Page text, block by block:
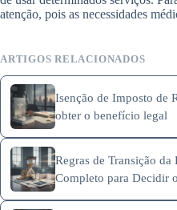
atenção, pois as necessidades
ARTIGOS RELACIONADOS
Isenção de Imposto de
obter o benefício legal
Regras de Transição
Completo para Decidir